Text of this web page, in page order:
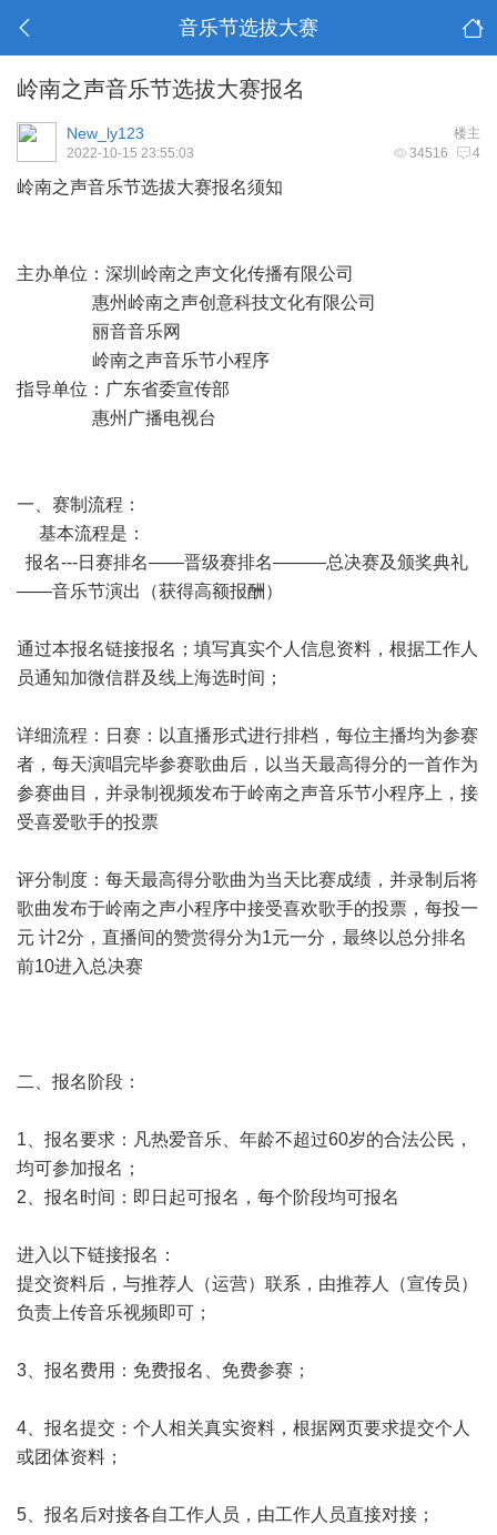
音乐节选拔大赛
岭南之声音乐节选拔大赛报名
楼主
New_ly123
34516 4
2022-10-15 23:55:03
岭南之声音乐节选拔大赛报名须知
主办单位：深圳岭南之声文化传播有限公司
惠州岭南之声创意科技文化有限公司
丽音音乐网
岭南之声音乐节小程序
指导单位：广东省委宣传部
惠州广播电视台
一、赛制流程：
基本流程是：
报名---日赛排名——晋级赛排名———总决赛及颁奖典礼
——音乐节演出（获得高额报酬）
通过本报名链接报名；填写真实个人信息资料，根据工作人
员通知加微信群及线上海选时间；
详细流程：日赛：以直播形式进行排档，每位主播均为参赛
者，每天演唱完毕参赛歌曲后，以当天最高得分的一首作为
参赛曲目，并录制视频发布于岭南之声音乐节小程序上，接
受喜爱歌手的投票
评分制度：每天最高得分歌曲为当天比赛成绩，并录制后将
歌曲发布于岭南之声小程序中接受喜欢歌手的投票，每投一
元 计2分，直播间的赞赏得分为1元一分，最终以总分排名
前10进入总决赛
二、报名阶段：
1、报名要求：凡热爱音乐、年龄不超过60岁的合法公民，
均可参加报名；
2、报名时间：即日起可报名，每个阶段均可报名
进入以下链接报名：
提交资料后，与推荐人（运营）联系，由推荐人（宣传员）
负责上传音乐视频即可；
3、报名费用：免费报名、免费参赛；
4、报名提交：个人相关真实资料，根据网页要求提交个人
或团体资料；
5、报名后对接各自工作人员，由工作人员直接对接；